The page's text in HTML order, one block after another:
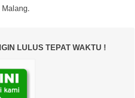
LULUS TEPAT WAKTU !